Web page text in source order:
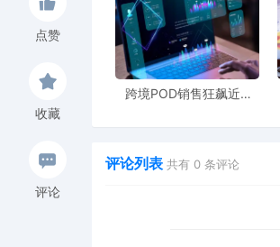
点赞
收藏
评论
跨境POD销售狂飙近5
评论列表 共有 0 条评论